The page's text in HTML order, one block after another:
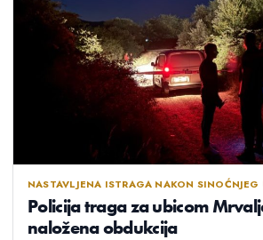
NASTAVLJENA ISTRAGA NAKON
Policija traga za ubicom
naložena obdukcija